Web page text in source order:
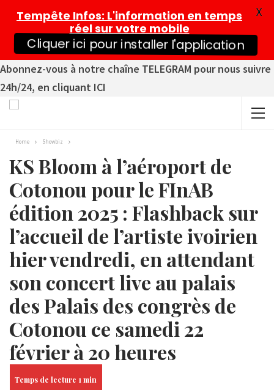
Abonnez-vous à notre chaîne TELEGRAM pour nous suivre
24h/24, en cliquant ICI
Home Showbiz
KS Bloom à l’aéroport de
Cotonou pour le FInAB
édition 2025 : Flashback sur
l’accueil de l’artiste ivoirien
hier vendredi, en attendant
son concert live au palais
des Palais des congrès de
Cotonou ce samedi 22
février à 20 heures
Tempête Infos: L'information en temps
réel sur votre mobile
Cliquer ici pour installer l'application
X